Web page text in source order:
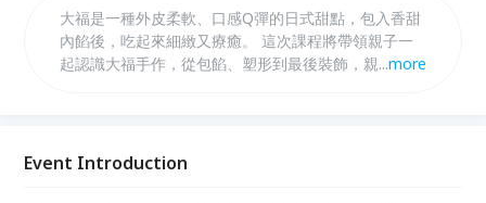
大福是一種外皮柔軟、口感Q彈的日式甜點，包入香甜
內餡後，吃起來細緻又療癒。 這次課程將帶領親子一
起認識大福手作，從包餡、塑形到最後裝飾，親手做出
的甜甜回憶。
...more
Event Introduction